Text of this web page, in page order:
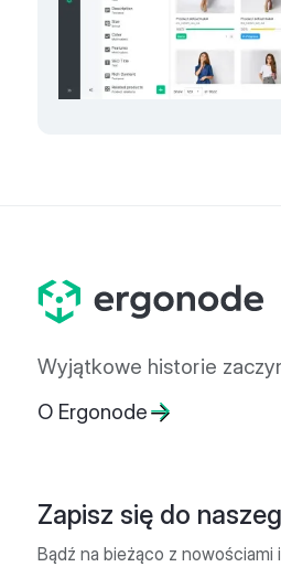
Wyjątkowe historie
O Ergonode
Zapisz się do
Bądź na bieżąco z nowościami